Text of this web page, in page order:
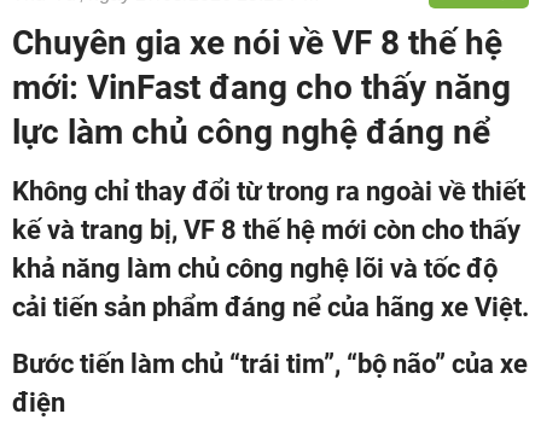
Chuyên gia xe nói về VF 8 thế hệ
mới: VinFast đang cho thấy năng
lực làm chủ công nghệ đáng nể
Không chỉ thay đổi từ trong ra ngoài về thiết
kế và trang bị, VF 8 thế hệ mới còn cho thấy
khả năng làm chủ công nghệ lõi và tốc độ
cải tiến sản phẩm đáng nể của hãng xe Việt.
Bước tiến làm chủ “trái tim”, “bộ não” của xe
điện